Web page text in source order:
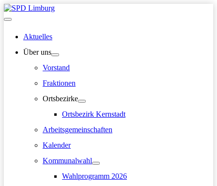
Zum
Inhalt
Hauptmenü
Aktuelles
Über uns
Vorstand
Fraktionen
Ortsbezirke
Ortsbezirk Kernstadt
Arbeitsgemeinschaften
Kalender
Kommunalwahl
Wahlprogramm 2026